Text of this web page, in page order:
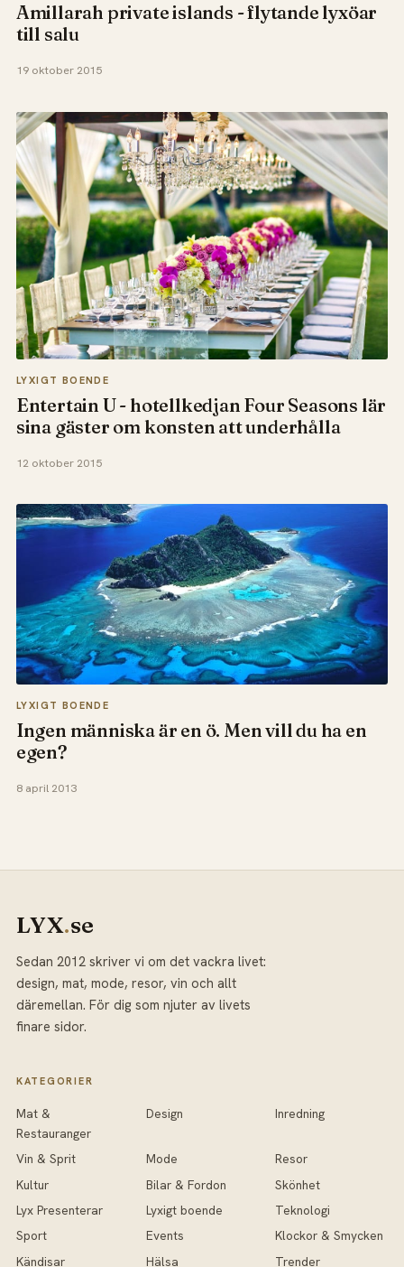
Amillarah private islands - flytande lyxöar
till salu
19 oktober 2015
LYXIGT BOENDE
Entertain U - hotellkedjan Four Seasons lär
sina gäster om konsten att underhålla
12 oktober 2015
LYXIGT BOENDE
Ingen människa är en ö. Men vill du ha en
egen?
8 april 2013
LYX.se
Sedan 2012 skriver vi om det vackra livet:
design, mat, mode, resor, vin och allt
däremellan. För dig som njuter av livets
finare sidor.
KATEGORIER
Mat &
Restauranger
Design Inredning
Vin & Sprit Mode
Resor
Kultur
Bilar & Fordon
Skönhet
Lyx Presenterar
Lyxigt boende
Teknologi
Sport
Events
Klockor & Smycken
Kändisar
Hälsa Trender